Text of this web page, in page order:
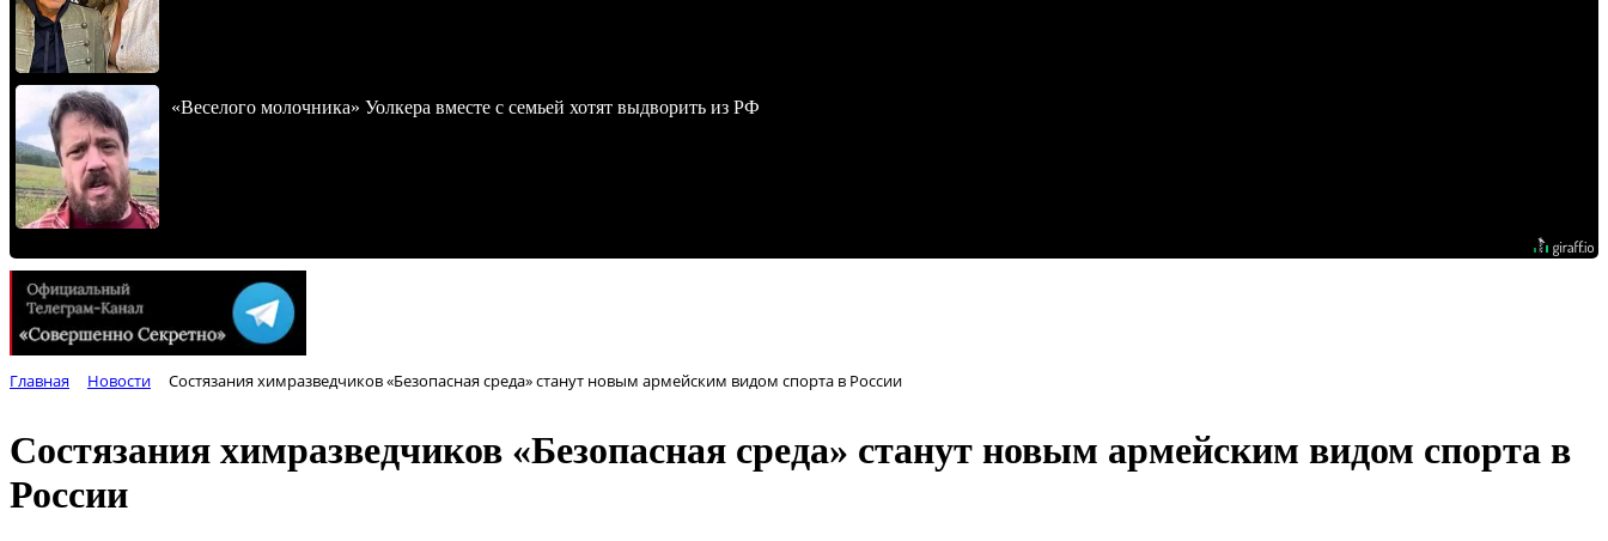
«Веселого молочника» Уолкера вместе с семьей хотят выдворить из РФ
Главная Новости Состязания химразведчиков «Безопасная среда» станут новым армейским видом спорта в России
Состязания химразведчиков «Безопасная среда» станут новым армейским видом спорта в
России